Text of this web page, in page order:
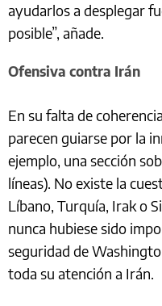
ayudarlos a desplegar
posible”, añade.
Ofensiva contra Irán
En su falta de
parecen guiarse por la
ejemplo, una sección
líneas). No existe la
Líbano, Turquía, Irak o
nunca hubiese sido
seguridad de
toda su atención a Irán.